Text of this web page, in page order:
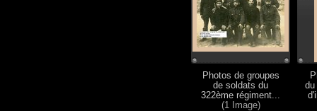
Photos de groupes
de soldats du
322ème régiment...
(1 Image)
du